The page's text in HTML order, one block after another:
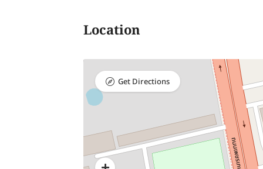
Location
Get Directions